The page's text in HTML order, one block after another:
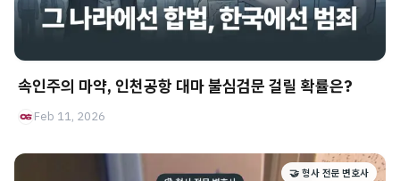
속인주의 마약, 인천공항 대마 불심검문 걸릴 확률은?
Feb 11, 2026
🤝 형사 전문 변호사